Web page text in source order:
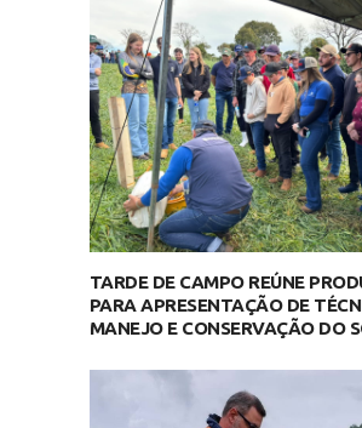
TARDE DE CAMPO REÚNE
PARA APRESENTAÇÃO DE
MANEJO E CONSERVAÇÃO DO